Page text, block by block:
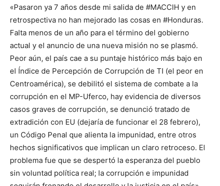
«Pasaron ya 7 años desde mi salida de #MACCIH y en
retrospectiva no han mejorado las cosas en #Honduras.
Falta menos de un año para el término del gobierno
actual y el anuncio de una nueva misión no se plasmó.
Peor aún, el país cae a su puntaje histórico más bajo en
el Índice de Percepción de Corrupción de TI (el peor en
Centroamérica), se debilitó el sistema de combate a la
corrupción en el MP-Uferco, hay evidencia de diversos
casos graves de corrupción, se denunció tratado de
extradición con EU (dejaría de funcionar el 28 febrero),
un Código Penal que alienta la impunidad, entre otros
hechos significativos que implican un claro retroceso. El
problema fue que se despertó la esperanza del pueblo
sin voluntad política real; la corrupción e impunidad